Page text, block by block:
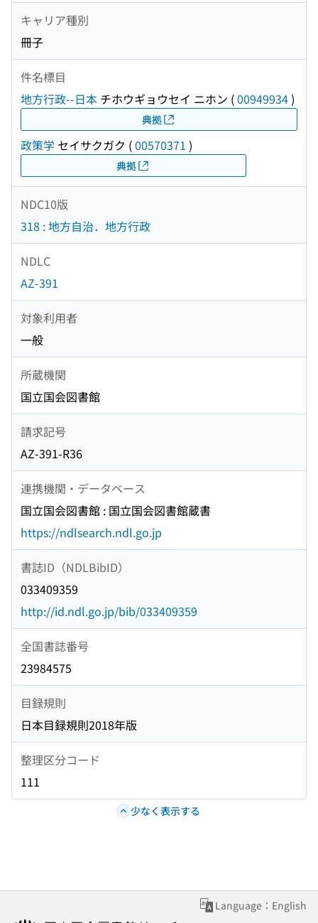
キャリア種別
冊子
件名標目
地方行政--日本 チホウギョウセイ ニホン (00949934)
典拠
政策学 セイサクガク (00570371 )
典拠
NDC10版
318 : 地方自治．地方行政
NDLC
AZ-391
対象利用者
一般
所蔵機関
国立国会図書館
請求記号
AZ-391-R36
連携機関・データベース
国立国会図書館 : 国立国会図書館蔵書
https://ndlsearch.ndl.go.jp
書誌ID（NDLBibID）
033409359
http://id.ndl.go.jp/bib/033409359
全国書誌番号
23984575
目録規則
日本目録規則2018年版
整理区分コード
111
少なく表示する
Language：English